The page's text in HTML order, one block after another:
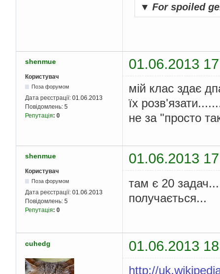
▼ For spoiled
shenmue 01.06.2013
Користувач
Поза форумом
Дата реєстрації: 01.06.2013
Повідомлень: 5
Репутація: 0
мій клас здає
їх
не за "просто
shenmue 01.06.2013
Користувач
Поза форумом
Дата реєстрації: 01.06.2013
Повідомлень: 5
Репутація: 0
там є 20
получається...
cuhedg 01.06.2013
http://